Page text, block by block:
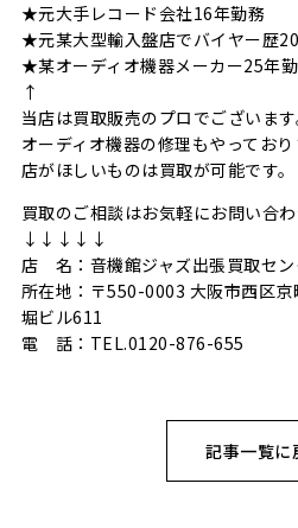
★元大手レコード会社16年勤務
★元某大型輸入盤店でバイヤー歴
★某オーディオ機器メーカー25年
↑
当店は買取販売のプロでございます
オーディオ機器の修理もやってお
店がほしいものは買取が可能です。
買取のご相談はお気軽にお問い合わ
↓↓↓↓↓
店 名：音機館ジャズ出張買取セン
所在地：〒550-0003 大阪市西区
堀ビル611
電 話：TEL.0120-876-655
記事一覧に